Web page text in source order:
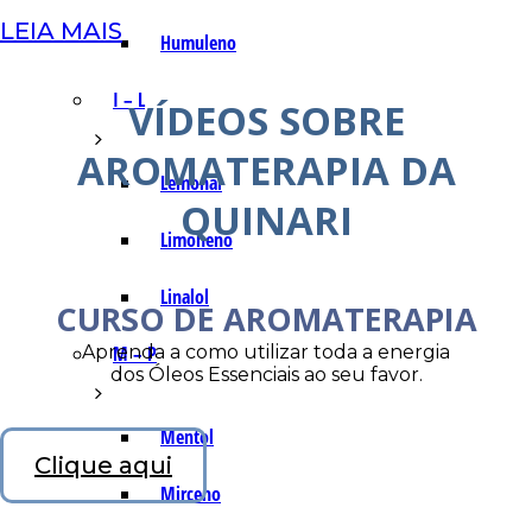
Humuleno
I – L
Lemonal
Limoneno
Linalol
M – P
Mentol
Mirceno
LEIA MAIS
VÍDEOS SOBRE
AROMATERAPIA DA
QUINARI
CURSO DE AROMATERAPIA
Aprenda a como utilizar toda a energia
dos Óleos Essenciais ao seu favor.
Clique aqui